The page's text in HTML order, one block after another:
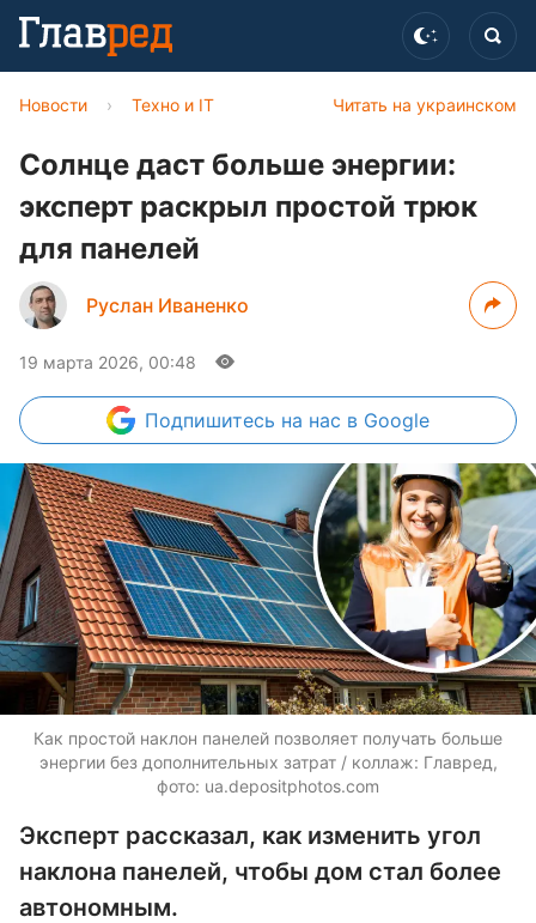
Читать на украинском
Новости › Техно и IT
Солнце даст больше энергии:
эксперт раскрыл простой трюк
для панелей
Руслан Иваненко
19 марта 2026, 00:48
Подпишитесь на нас в Google
Как простой наклон панелей позволяет получать больше
энергии без дополнительных затрат / коллаж: Главред,
фото: ua.depositphotos.com
Эксперт рассказал, как изменить угол
наклона панелей, чтобы дом стал более
автономным.